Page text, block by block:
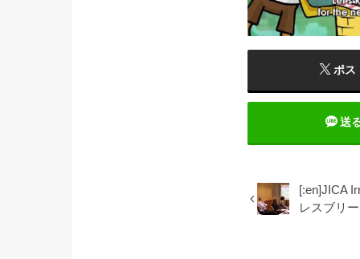
ポス
送
[:en]JICA
レスブリ